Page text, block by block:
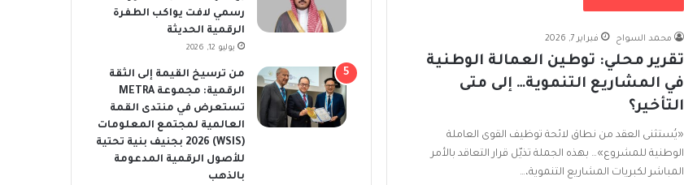
محمد السواح فبراير 7, 2026
تقرير محلي: توطين العمالة الوطنية
في المشاريع التنموية… إلى متى
التأخير؟
«يُستثنى العقد من نطاق لائحة توظيف القوى العاملة
الوطنية للمشروع»… بهذه الجملة تذيّل قرار التعاقد بالأمر
المباشر لكبريات المشاريع التنموية،…
رسمي لافت يواكب الطفرة
الرقمية الحديثة
يوليو 12, 2026
من ترسيخ القيمة إلى الثقة
الرقمية: مجموعة METRA
تستعرض في منتدى القمة
العالمية لمجتمع المعلومات
(WSIS) 2026 بجنيف بنية تحتية
للأصول الرقمية المدعومة
بالذهب